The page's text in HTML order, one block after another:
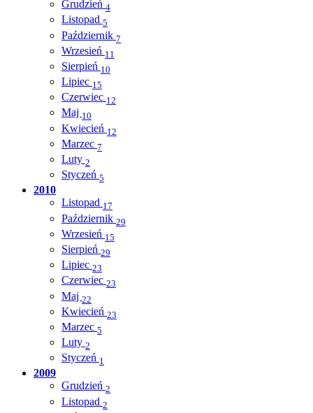
Grudzień 4
Listopad 5
Październik 7
Wrzesień 11
Sierpień 10
Lipiec 15
Czerwiec 12
Maj 10
Kwiecień 12
Marzec 7
Luty 2
Styczeń 5
2010
Listopad 17
Październik 29
Wrzesień 15
Sierpień 29
Lipiec 23
Czerwiec 23
Maj 22
Kwiecień 23
Marzec 5
Luty 2
Styczeń 1
2009
Grudzień 2
Listopad 2